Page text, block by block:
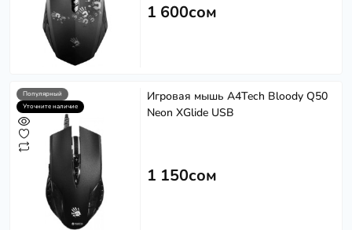
1 600сом
Популярный
Уточните наличие
Игровая мышь A4Tech Bloody Q50
Neon XGlide USB
1 150сом